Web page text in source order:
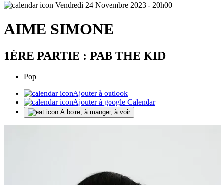
Vendredi 24 Novembre 2023 - 20h00
AIME SIMONE
1ÈRE PARTIE : PAB THE KID
Pop
Ajouter à outlook
Ajouter à google Calendar
A boire, à manger, à voir